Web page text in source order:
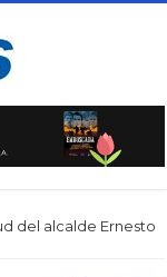
del alcalde Ernesto